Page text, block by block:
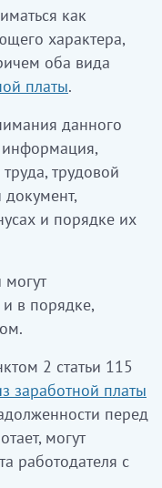
как
характера,
оба вида
платы.
данного
информация,
трудовой
и порядке их
и в порядке,
2 статьи 115
заработной платы
перед
могут
работодателя с